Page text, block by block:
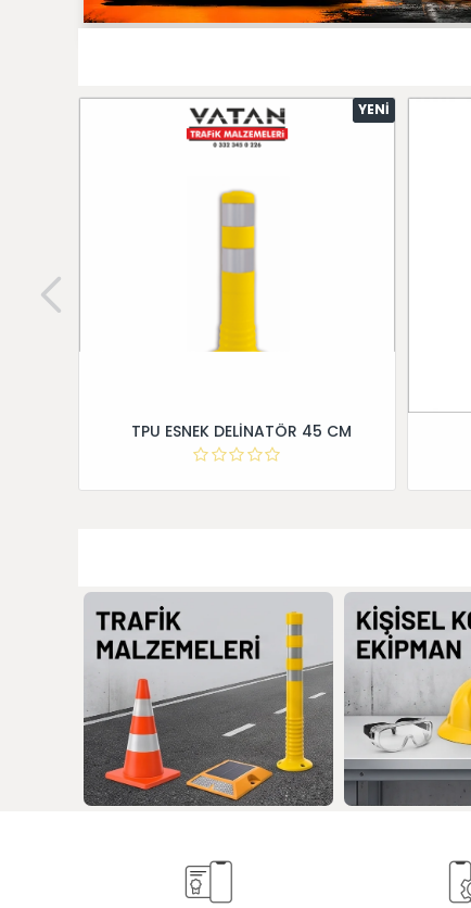
YENI
TPU ESNEK DELİNATÖR 45 CM